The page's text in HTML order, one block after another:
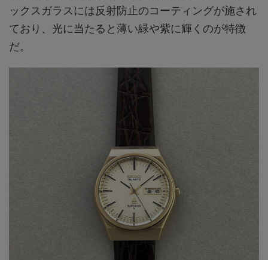
ックスガラスには反射防止のコーティングが施され
ており、光に当たると薄い緑や紫に輝くのが特徴
だ。